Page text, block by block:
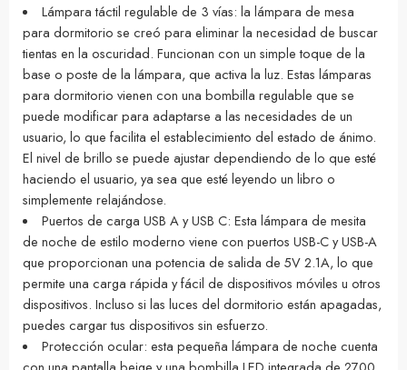
Lámpara táctil regulable de 3 vías: la lámpara de mesa
para dormitorio se creó para eliminar la necesidad de buscar
tientas en la oscuridad. Funcionan con un simple toque de la
base o poste de la lámpara, que activa la luz. Estas lámparas
para dormitorio vienen con una bombilla regulable que se
puede modificar para adaptarse a las necesidades de un
usuario, lo que facilita el establecimiento del estado de ánimo.
El nivel de brillo se puede ajustar dependiendo de lo que esté
haciendo el usuario, ya sea que esté leyendo un libro o
simplemente relajándose.
Puertos de carga USB A y USB C: Esta lámpara de mesita
de noche de estilo moderno viene con puertos USB-C y USB-A
que proporcionan una potencia de salida de 5V 2.1A, lo que
permite una carga rápida y fácil de dispositivos móviles u otros
dispositivos. Incluso si las luces del dormitorio están apagadas,
puedes cargar tus dispositivos sin esfuerzo.
Protección ocular: esta pequeña lámpara de noche cuenta